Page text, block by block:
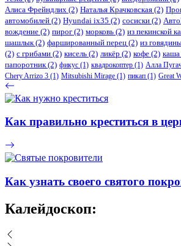
Алиса Фрейндлих (2) Наталья Крачковская (2)
автомобилей (2) ​Hyundai ix35 (2) сосиски (2)
вождение (2) пирог (2) морковь (2) из пекинской
шашлык (2) фаршированный перец (2) из
(2) с грибами (2) кисель (2) ликёр (2) кофе (2) каша
папоротник (2) фикус (1) квадрокоптер (1) Алла
Chery Arrizo 3 (1) Mitsubishi Mirage (1) пикап (1) Great
Как правильно креститься в
Как узнать своего святого
Калейдоскоп: